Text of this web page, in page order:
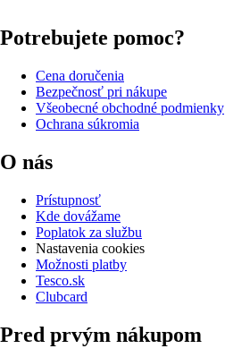
Potrebujete pomoc?
Cena doručenia
Bezpečnosť pri nákupe
Všeobecné obchodné podmienky
Ochrana súkromia
O nás
Prístupnosť
Kde dovážame
Poplatok za službu
Nastavenia cookies
Možnosti platby
Tesco.sk
Clubcard
Pred prvým nákupom